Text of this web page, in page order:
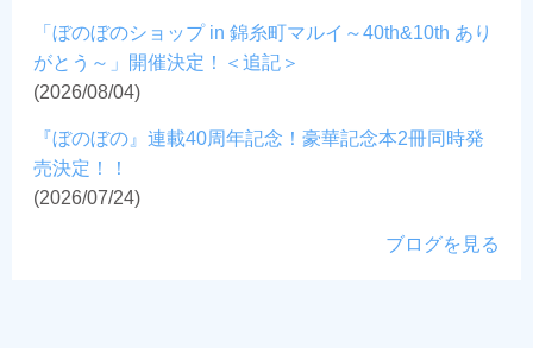
「ぼのぼのショップ in 錦糸町マルイ～40th&10th あり
がとう～」開催決定！＜追記＞
(2026/08/04)
『ぼのぼの』連載40周年記念！豪華記念本2冊同時発
売決定！！
(2026/07/24)
ブログを見る